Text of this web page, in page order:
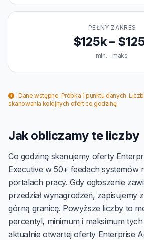
PEŁNY ZAKRES
$125k –
min. – maks.
Dane wstępne. Próbka 1 punktu danych.
skanowania kolejnych ofert co godzinę.
Jak obliczamy te liczby
Co godzinę skanujemy oferty
Executive w 50+ feedach systemów
portalach pracy. Gdy ogłoszenie
przedział wynagrodzeń, zapisujemy
górną granicę. Powyższe liczby to
percentyl, minimum i maksimum
aktualnie otwartej oferty Enterprise